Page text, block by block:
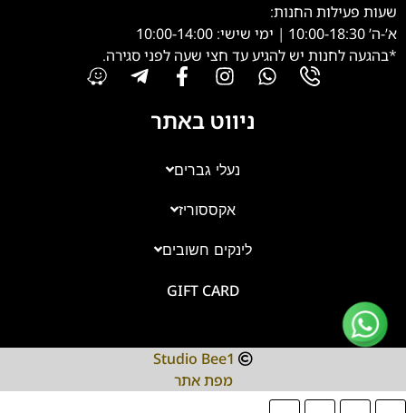
שעות פעילות החנות:
א’-ה’ 10:00-18:30 | ימי שישי: 10:00-14:00
*בהגעה לחנות יש להגיע עד חצי שעה לפני סגירה.
ניווט באתר
נעלי גברים
אקססוריז
לינקים חשובים
GIFT CARD
Studio Bee1
מפת אתר